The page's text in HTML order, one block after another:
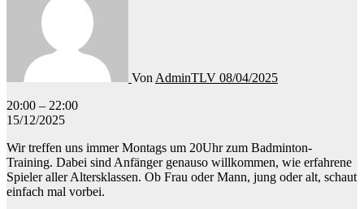
Von AdminTLV 08/04/2025
Badminton
-
Training
20:00 – 22:00
15/12/2025
Wir treffen uns immer Montags um 20Uhr zum Badminton-
Training. Dabei sind Anfänger genauso willkommen, wie erfahrene
Spieler aller Altersklassen. Ob Frau oder Mann, jung oder alt, schaut
einfach mal vorbei.